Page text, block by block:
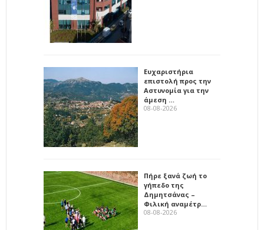
Ευχαριστήρια
επιστολή προς την
Αστυνομία για την
άμεση …
08-08-2026
Πήρε ξανά ζωή το
γήπεδο της
Δημητσάνας –
Φιλική αναμέτρ…
08-08-2026